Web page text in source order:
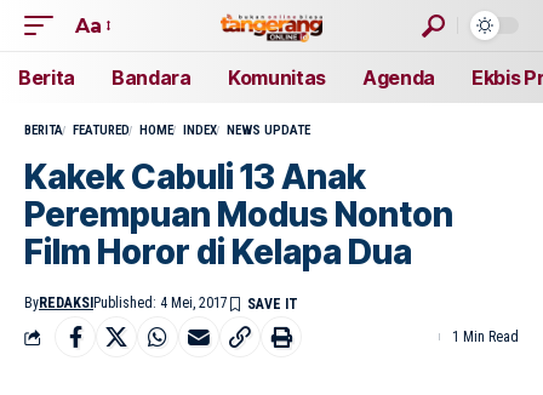
Aa
Berita Bandara Komunitas Agenda Ekbis
BERITA FEATURED HOME INDEX NEWS UPDATE
Kakek Cabuli 13 Anak
Perempuan Modus Nonton
Film Horor di Kelapa Dua
ByREDAKSI Published: 4 Mei, 2017
1 Min Read